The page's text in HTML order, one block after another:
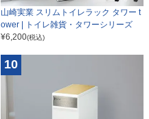
山崎実業 スリムトイレラック タワー t
ower | トイレ雑貨・タワーシリーズ
¥6,200(税込)
10